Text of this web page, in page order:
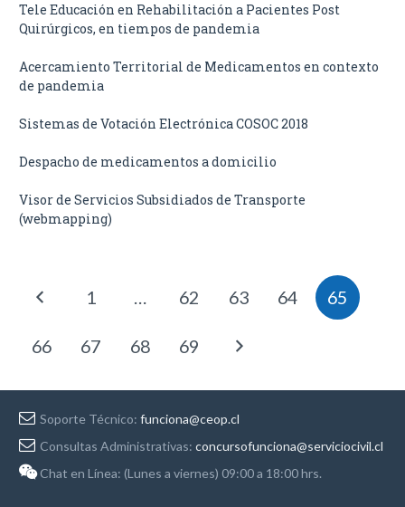
Tele Educación en Rehabilitación a Pacientes Post
Quirúrgicos, en tiempos de pandemia
Acercamiento Territorial de Medicamentos en contexto
de pandemia
Sistemas de Votación Electrónica COSOC 2018
Despacho de medicamentos a domicilio
Visor de Servicios Subsidiados de Transporte
(webmapping)
1 … 62 63 64 65
66 67 68 69
Soporte Técnico: funciona@ceop.cl
Consultas Administrativas: concursofunciona@serviciocivil.cl
Chat en Línea: (Lunes a viernes) 09:00 a 18:00 hrs.